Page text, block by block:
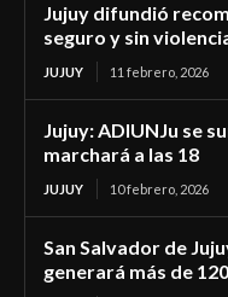
Jujuy difundió
seguro y sin
JUJUY 11 febrero, 2026
Jujuy: ADIUNJu se
marchará a las 18
JUJUY 10 febrero, 2026
San Salvador de
generará más de